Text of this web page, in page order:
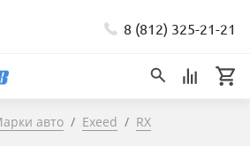
8 (812) 325-21-21
авто Exeed RX